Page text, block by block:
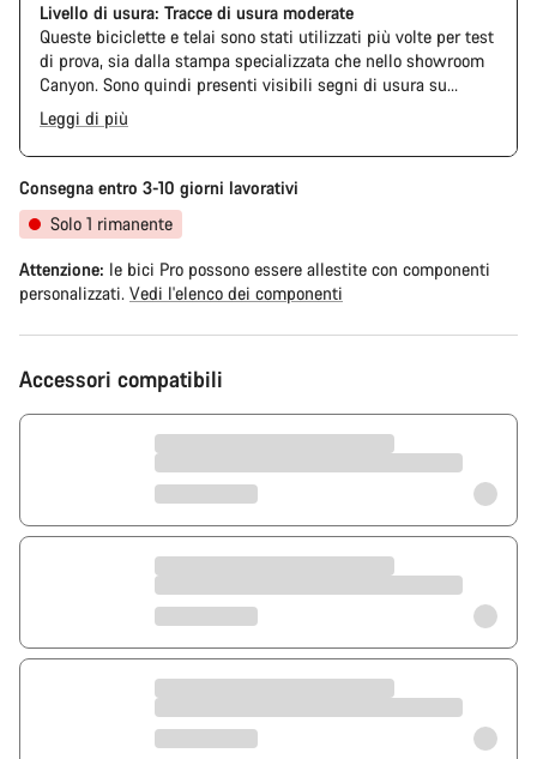
Livello di usura: Tracce di usura moderate
Queste biciclette e telai sono stati utilizzati più volte per test
di prova, sia dalla stampa specializzata che nello showroom
Canyon. Sono quindi presenti visibili segni di usura su
catena e pacco pignoni. Inoltre, anche telaio e componenti
potrebbero presentare graffi, danni alla vernice o deviazioni
di colore. Tuttavia, ogni componente montato è perfettamente
funzionante.
Leggi di più
Consegna entro 3-10 giorni lavorativi
Solo 1 rimanente
Attenzione: le bici Pro possono essere allestite con componenti
personalizzati. Vedi l'elenco dei componenti
Accessori compatibili